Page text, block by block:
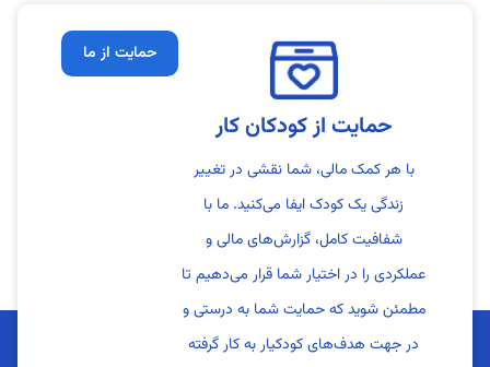
حمایت از کودکان کار
با هر کمک مالی، شما نقشی در تغییر
زندگی یک کودک ایفا می‌کنید. ما با
شفافیت کامل، گزارش‌های مالی و
عملکردی را در اختیار شما قرار می‌دهیم تا
مطمئن شوید که حمایت شما به درستی و
در جهت هدف‌های کودکیار به کار گرفته
حمایت از ما